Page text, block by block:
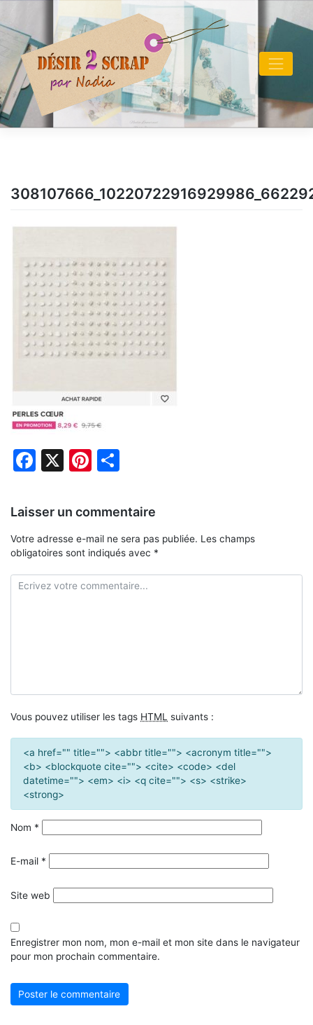
content
Facebook
X Pinterest
Laisser un commentaire
Votre adresse e-mail ne sera pas publiée. Les champs
obligatoires sont indiqués avec *
Vous pouvez utiliser les tags HTML suivants :
<a href="" title=""> <abbr title=""> <acronym title="">
<b> <blockquote cite=""> <cite> <code> <del
datetime=""> <em> <i> <q cite=""> <s> <strike>
<strong>
Nom *
E-mail *
Site web
Enregistrer mon nom, mon e-mail et mon site dans le navigateur
pour mon prochain commentaire.